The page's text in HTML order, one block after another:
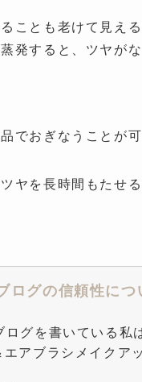
ことも老けて見える
発すると、ツヤが
でおぎなうことが可
ヤを長時間もたせ
ログの信頼性につ
ログを書いている私
エアブラシメイクア